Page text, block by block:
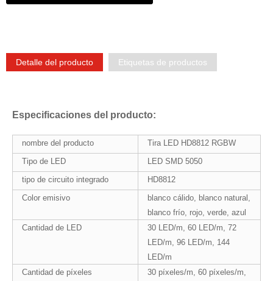
Detalle del producto Etiquetas de productos
Especificaciones del producto:
nombre del producto
Tira LED HD8812 RGBW
Tipo de LED
LED SMD 5050
tipo de circuito integrado
HD8812
Color emisivo
blanco cálido, blanco natural,
blanco frío, rojo, verde, azul
Cantidad de LED
30 LED/m, 60 LED/m, 72
LED/m, 96 LED/m, 144
LED/m
Cantidad de píxeles
30 píxeles/m, 60 píxeles/m,